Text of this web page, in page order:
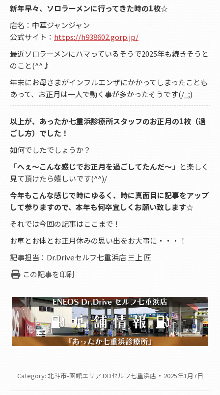
新年早々、ソロラーメンに行ってきた時の1枚☆
店名：中華ジャンジャン
公式サイト： https://h938602.gorp.jp/
最近ソロラーメンにハマっているそうで2025年も続きそうと
のこと(^^♪
年末にお母さまがインフルエンザにかかってしまったことも
あって、お正月は一人で動く事が多かったそうです(/_;)
以上が、あったか七重浜診療所スタッフのお正月の1枚（過
ごし方）でした！
如何でしたでしょうか？
「へぇ～こんな感じでお正月を過ごしてたんだ～」 と楽しく
見て頂けたら嬉しいです(^^)/
今年もこんな感じで時にゆるく、時に真面目に記事をアップ
して参りますので、本年も何卒宜しくお願い致します☆
それでは今回の記事はここまで！
お車とお体とお正月休みの思い出をお大事に・・・！
記事担当：Dr.Driveセルフ七重浜店 三上 匠
この記事を印刷
Category: 北斗市-函館エリア DDセルフ七重浜店 2025年1月7日